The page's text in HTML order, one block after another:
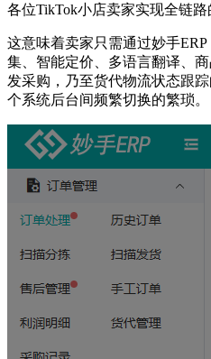
各位TikTok小店卖家实现全链路
这意味着卖家只需通过妙手
集、智能定价、多语言翻译、
发采购，乃至货代物流状态跟
个系统后台间频繁切换的繁琐。